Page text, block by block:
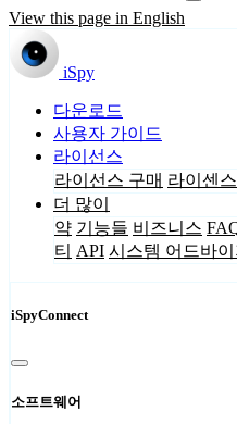
View this page in English
iSpy
다운로드
사용자 가이드
라이선스
라이선스 구매 라이센
더 많이
약 기능들 비즈니스
티 API 시스템 어드바이
iSpyConnect
소프트웨어